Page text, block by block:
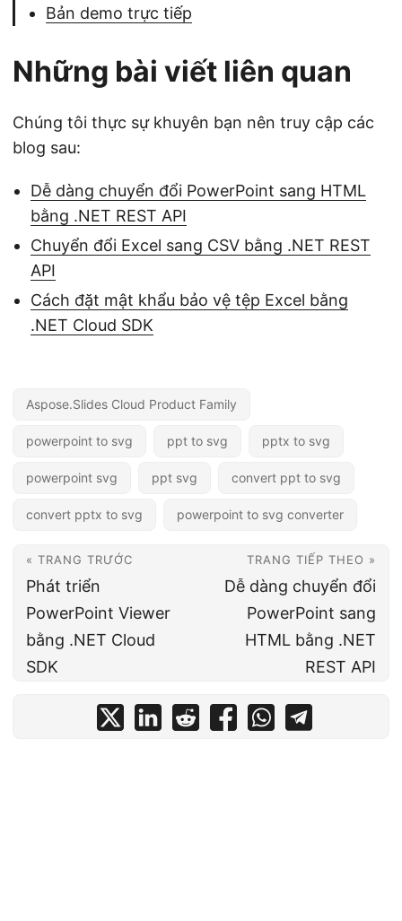
Bản demo trực tiếp
Những bài viết liên quan
Chúng tôi thực sự khuyên bạn nên truy cập các
blog sau:
Dễ dàng chuyển đổi PowerPoint sang HTML
bằng .NET REST API
Chuyển đổi Excel sang CSV bằng .NET REST
API
Cách đặt mật khẩu bảo vệ tệp Excel bằng
.NET Cloud SDK
Aspose.Slides Cloud Product Family
powerpoint to svg ppt to svg pptx to svg
powerpoint svg ppt svg convert ppt to svg
convert pptx to svg powerpoint to svg converter
« TRANG TRƯỚC
Phát triển
PowerPoint Viewer
bằng .NET Cloud
SDK
TRANG TIẾP THEO »
Dễ dàng chuyển đổi
PowerPoint sang
HTML bằng .NET
REST API